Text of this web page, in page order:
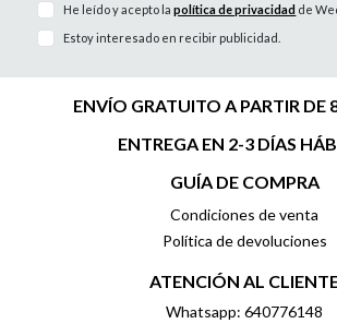
He leído y acepto lapolítica de privacidad de
Estoy interesado en recibir publicidad.
ENVÍO GRATUITO A PARTIR DE
ENTREGA EN 2-3 DÍAS
GUÍA DE COMPRA
Condiciones de venta
Política de devoluciones
ATENCIÓN AL
Whatsapp: 640776148